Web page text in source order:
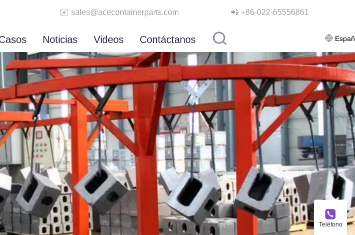
✉️ sales@acecontainerparts.com 📲 +86-022-65556861
Noticias Videos Contáctanos
Teléfono